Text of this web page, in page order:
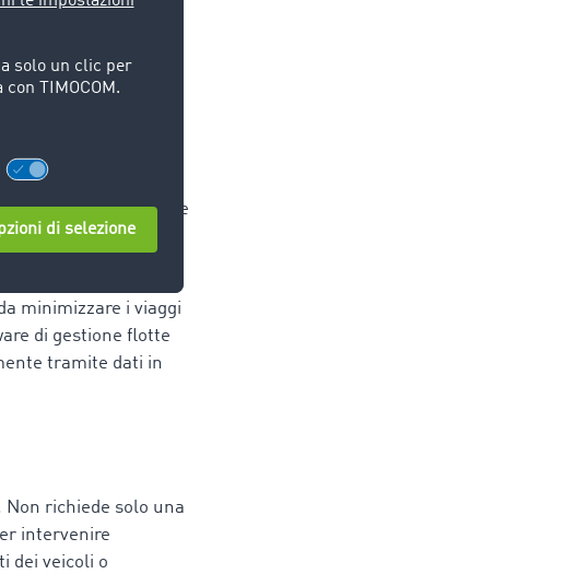
dati in tempo
e il
importanza,
Una pianificazione
la perdita di
minimizzare i viaggi
di gestione flotte
tramite dati in
richiede solo una
intervenire
dei veicoli o